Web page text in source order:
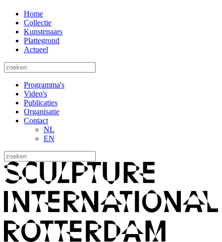
Home
Collectie
Kunstenaars
Plattegrond
Actueel
Programma's
Video's
Publicaties
Organisatie
Contact
NL
EN